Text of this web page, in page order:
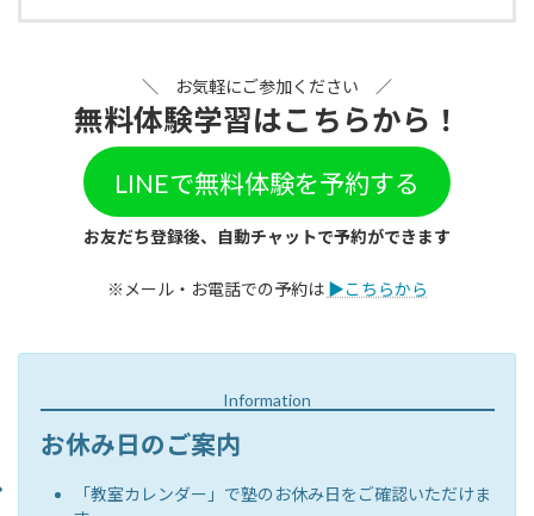
＼ お気軽にご参加ください ／
無料体験学習はこちらから！
LINEで無料体験を予約する
お友だち登録後、自動チャットで予約ができます
※メール・お電話での予約は ▶︎こちらから
Information
お休み日のご案内
「教室カレンダー」で塾のお休み日をご確認いただけま